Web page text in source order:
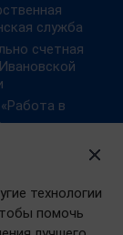
технологии
помочь
служба
счетная
в